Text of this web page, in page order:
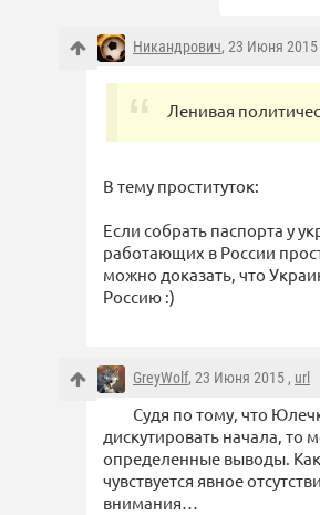
Никандрович, 23 Июня 2015
Ленивая
В тему проституток:
Если собрать паспорта у
работающих в России
можно доказать, что
Россию :)
GreyWolf, 23 Июня 2015 , url
Судя по тому, что
дискутировать начала, то
определенные выводы.
чувствуется явное
внимания…